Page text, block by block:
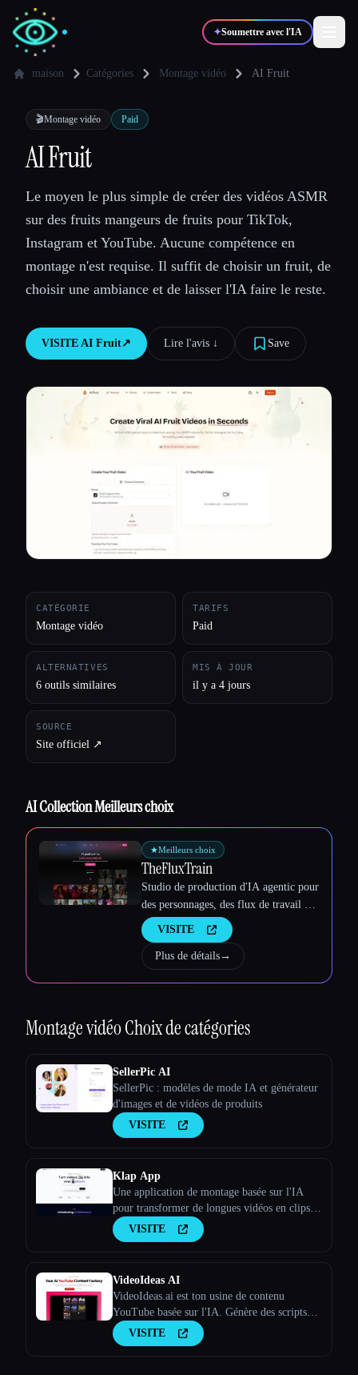
✦Soumettre avec l'IA
✍️Auteurs
💻
🎓Étudiants 🎬 Créateurs
Comparer les outils
Toutes les catégories
maison Catégories Montage vidéo AI Fruit
🎬Montage vidéo Paid
AI Fruit
Le moyen le plus simple de créer des vidéos ASMR
sur des fruits mangeurs de fruits pour TikTok,
Instagram et YouTube. Aucune compétence en
montage n'est requise. Il suffit de choisir un fruit, de
choisir une ambiance et de laisser l'IA faire le reste.
VISITE AI Fruit↗︎ Lire l'avis ↓︎ Save
CATÉGORIE
Montage vidéo
TARIFS
Paid
ALTERNATIVES
6 outils similaires
MIS À JOUR
il y a 4 jours
SOURCE
Site officiel ↗︎
AI Collection Meilleurs choix
★Meilleurs choix
TheFluxTrain
Studio de production d'IA agentic pour
des personnages, des flux de travail et
des vidéos cohérents
VISITE
Plus de détails→
Montage vidéoChoix de catégories
SellerPic AI
SellerPic : modèles de mode IA et générateur
d'images et de vidéos de produits
VISITE
Klap App
Une application de montage basée sur l'IA
pour transformer de longues vidéos en clips
virauxVISITE
VideoIdeas AI
VideoIdeas.ai est ton usine de contenu
YouTube basée sur l'IA. Génère des scripts
dignes d'un virus, de nouvelles idées de
vidéos et du contenu captivant en quelques
VISITE